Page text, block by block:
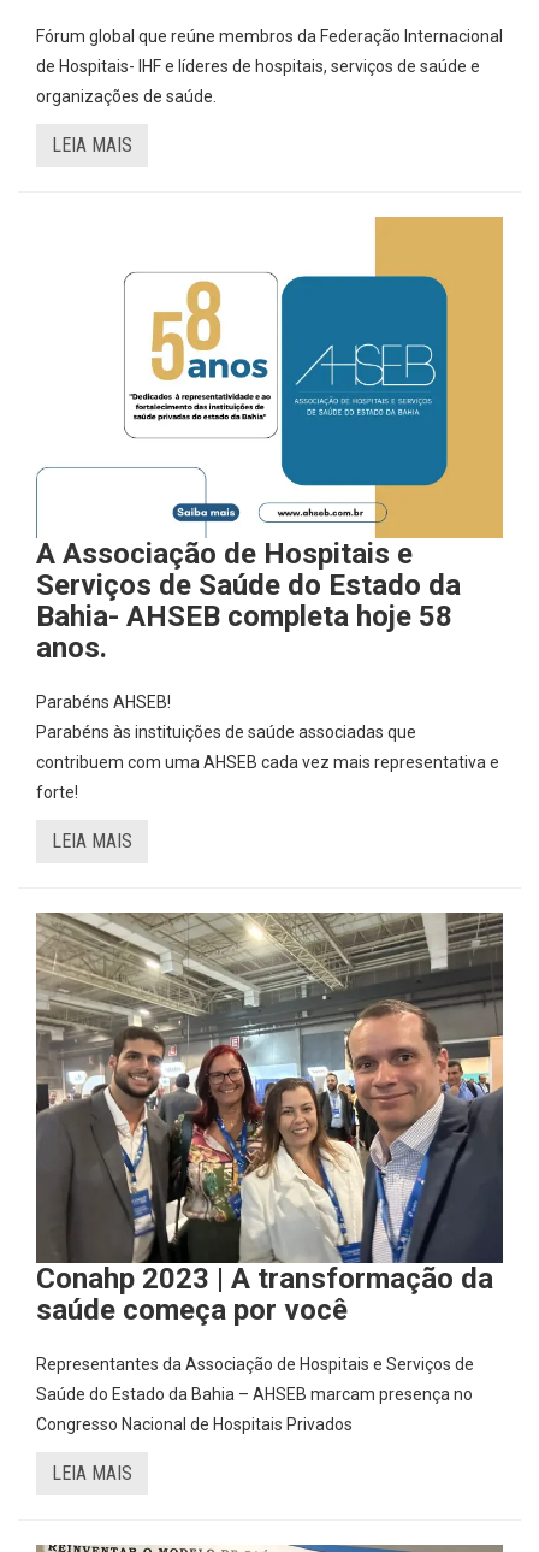
Fórum global que reúne membros da Federação Internacional
de Hospitais- IHF e líderes de hospitais, serviços de saúde e
organizações de saúde.
LEIA MAIS
A Associação de Hospitais e
Serviços de Saúde do Estado da
Bahia- AHSEB completa hoje 58
anos.
Parabéns AHSEB!
Parabéns às instituições de saúde associadas que
contribuem com uma AHSEB cada vez mais representativa e
forte!
LEIA MAIS
Conahp 2023 | A transformação da
saúde começa por você
Representantes da Associação de Hospitais e Serviços de
Saúde do Estado da Bahia – AHSEB marcam presença no
Congresso Nacional de Hospitais Privados
LEIA MAIS